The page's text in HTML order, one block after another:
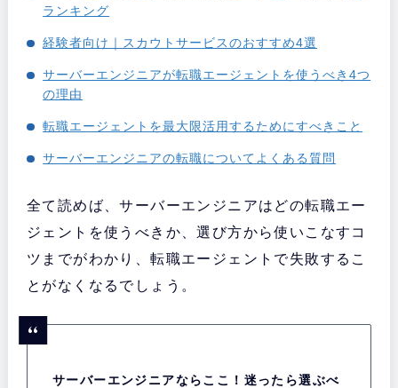
ランキング
経験者向け｜スカウトサービスのおすすめ4選
サーバーエンジニアが転職エージェントを使うべき4つ
の理由
転職エージェントを最大限活用するためにすべきこと
サーバーエンジニアの転職についてよくある質問
全て読めば、サーバーエンジニアはどの転職エー
ジェントを使うべきか、選び方から使いこなすコ
ツまでがわかり、転職エージェントで失敗するこ
とがなくなるでしょう。
サーバーエンジニアならここ！迷ったら選ぶべ